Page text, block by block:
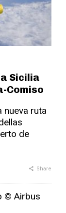
Sicilia
Comiso
nueva ruta
de
Share